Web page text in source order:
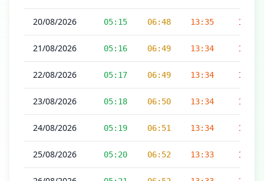
20/08/2026 05:15 06:48 13:35 17:10
21/08/2026 05:16 06:49 13:34 17:10
22/08/2026 05:17 06:49 13:34 17:09
23/08/2026 05:18 06:50 13:34 17:09
24/08/2026 05:19 06:51 13:34 17:08
25/08/2026 05:20 06:52 13:33 17:08